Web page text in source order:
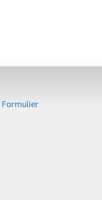
Formulier